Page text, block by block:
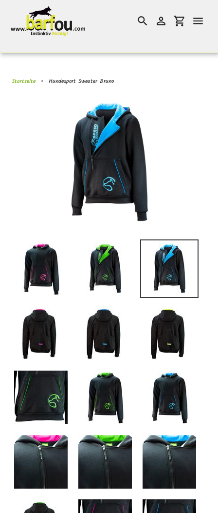
Inhalt
SuchenEinloggen
Startseite › Hundesport Sweater Bruno